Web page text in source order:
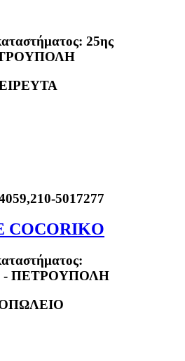
25ης
5017277
COCORIKO
- ΠΕΤΡΟΥΠΟΛΗ